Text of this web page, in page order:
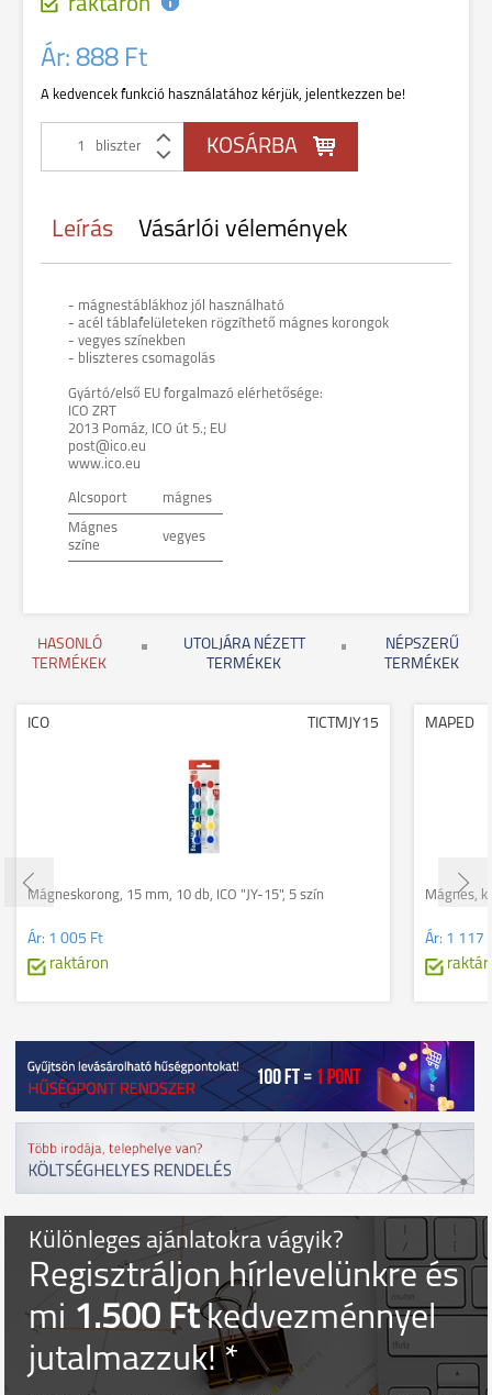
raktáron
Ár: 888 Ft
A kedvencek funkció használatához kérjük, jelentkezzen be!
bliszter
Leírás Vásárlói vélemények
- mágnestáblákhoz jól használható
- acél táblafelületeken rögzíthető mágnes korongok
- vegyes színekben
- bliszteres csomagolás
Gyártó/első EU forgalmazó elérhetősége:
ICO ZRT
2013 Pomáz, ICO út 5.; EU
post@ico.eu
www.ico.eu
Alcsoport mágnes
Mágnes
színe
vegyes
HASONLÓ
TERMÉKEK
UTOLJÁRA NÉZETT
TERMÉKEK
NÉPSZERŰ
TERMÉKEK
ICO TICTMJY15
Mágneskorong, 15 mm, 10 db, ICO "JY-15", 5 szín
Ár: 1 005 Ft
raktáron
MAPED
Mágnes,
Ár: 1 117
Különleges ajánlatokra vágyik?
Regisztráljon hírlevelünkre és
mi1.500 Ftkedvezménnyel
jutalmazzuk! *